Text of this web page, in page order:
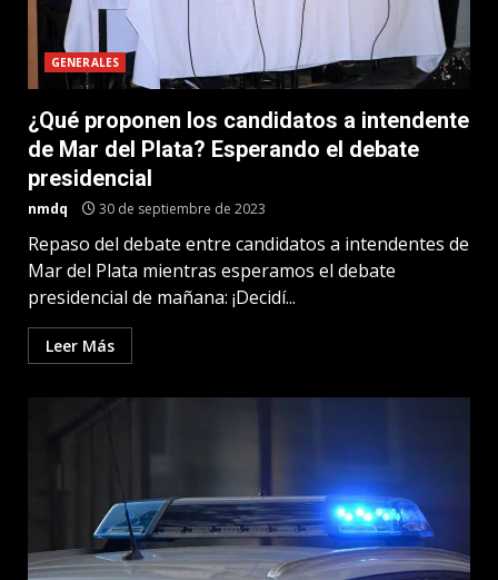
GENERALES
¿Qué proponen los candidatos a intendente
de Mar del Plata? Esperando el debate
presidencial
nmdq 30 de septiembre de 2023
Repaso del debate entre candidatos a intendentes de
Mar del Plata mientras esperamos el debate
presidencial de mañana: ¡Decidí...
Leer Más